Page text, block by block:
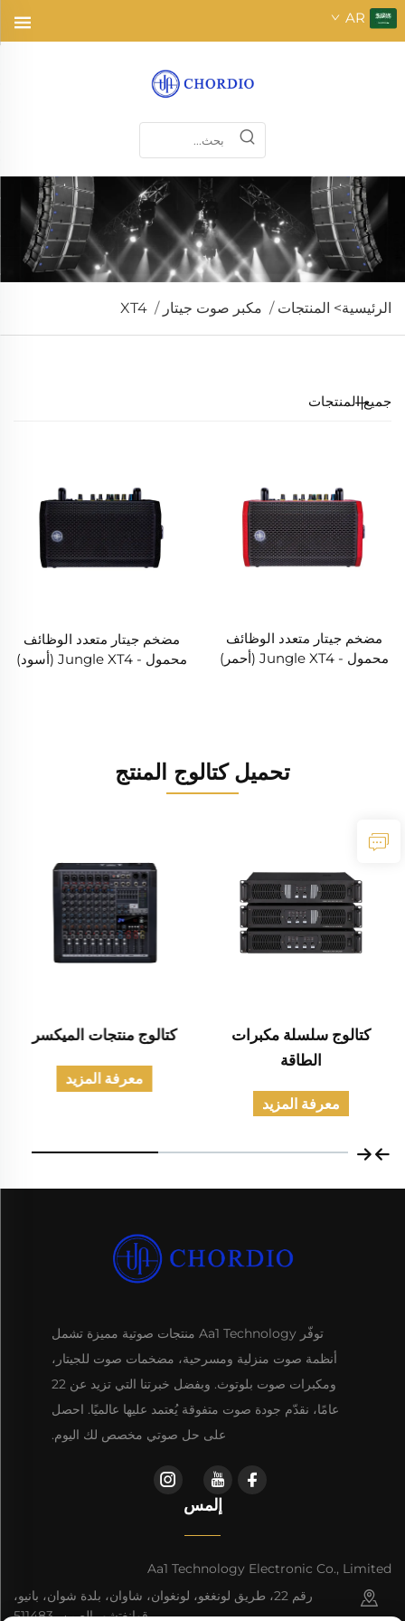
AR
الرئيسية> المنتجات / مكبر صوت جيتار /
XT4
جميع المنتجات
مضخم جيتار متعدد الوظائف
محمول - Jungle XT4 (أحمر)
مضخم جيتار متعدد الوظائف
محمول - Jungle XT4 (أسود)
تحميل كتالوج المنتج
كتالوج سلسلة مكبرات
الطاقة
معرفة المزيد
كتالوج منتجات الميكسر
معرفة المزيد
توفّر Aa1 Technology منتجات صوتية مميزة تشمل
أنظمة صوت منزلية ومسرحية، مضخمات صوت للجيتار،
ومكبرات صوت بلوتوث. وبفضل خبرتنا التي تزيد عن 22
عامًا، نقدّم جودة صوت متفوقة يُعتمد عليها عالميًا. احصل
على حل صوتي مخصص لك اليوم.
إلمس
Aa1 Technology Electronic Co., Limited
رقم 22، طريق لونغغو، لونغوان، شاوان، بلدة شوان، بانيو،
قوانغتشو، الصين، 511483